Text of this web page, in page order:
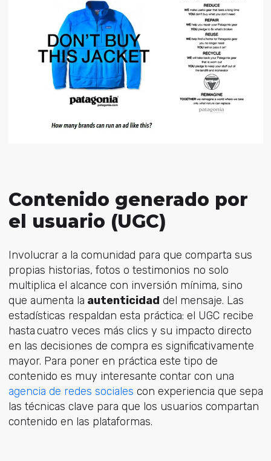
Contenido generado por
el usuario (UGC)
Involucrar a la comunidad para que comparta sus
propias historias, fotos o testimonios no solo
multiplica el alcance con inversión mínima, sino
que aumenta la autenticidad del mensaje. Las
estadísticas respaldan esta práctica: el UGC recibe
hasta cuatro veces más clics y su impacto directo
en las decisiones de compra es significativamente
mayor. Para poner en práctica este tipo de
contenido es muy interesante contar con una
agencia de redes sociales con experiencia que sepa
las técnicas clave para que los usuarios compartan
contenido en las plataformas.